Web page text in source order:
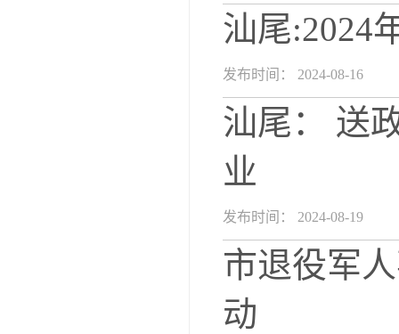
汕尾:2024
发布时间： 2024-08-16
汕尾： 送
业
发布时间： 2024-08-19
市退役军
动